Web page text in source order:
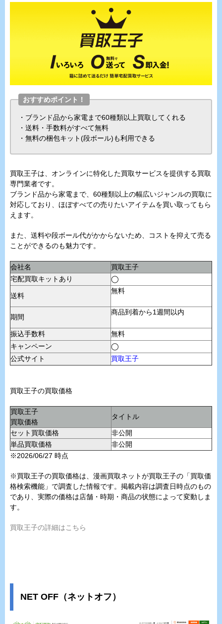
おすすめポイント！
・ブランド品から家電まで60種類以上買取してくれる
・送料・手数料がすべて無料
・無料の梱包キット(段ボール)も利用できる
買取王子は、オンラインに特化した買取サービスを提供する買取
専門業者です。
ブランド品から家電まで、60種類以上の幅広いジャンルの買取に
対応しており、ほぼすべての売りたいアイテムを買い取ってもら
えます。
また、送料や段ボール代がかからないため、コストを抑えて売る
ことができるのも魅力です。
会社名
買取王子
宅配買取キットあり
◯
送料
無料
期間
商品到着から1週間以内
振込手数料
無料
キャンペーン
◯
公式サイト
買取王子
買取王子の買取価格
買取王子
買取価格
タイトル
セット買取価格
非公開
単品買取価格
非公開
※2026/06/27 時点
※買取王子の買取価格は、漫画買取ネットが買取王子の「買取価
格検索機能」で調査した情報です。掲載内容は調査日時点のもの
であり、実際の価格は店舗・時期・商品の状態によって変動しま
す。
買取王子の詳細はこちら
NET OFF（ネットオフ）